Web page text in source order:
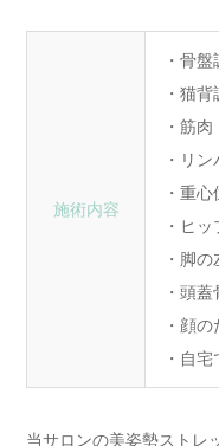
施術内容
・骨
・猫
・筋
・リ
・重
・ヒ
・脚
・頭
・顔
・自
当サロンの美姿勢ストレ